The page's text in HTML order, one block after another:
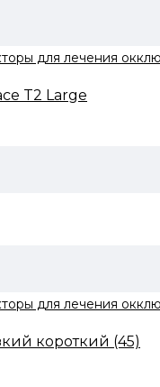
для лечения
T2 Large
для лечения
короткий (45)